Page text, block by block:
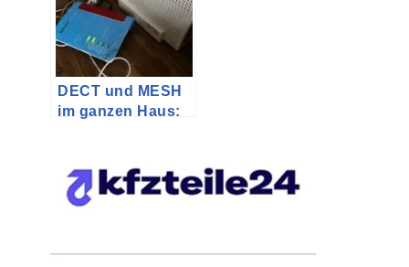
DECT und MESH
im ganzen Haus: